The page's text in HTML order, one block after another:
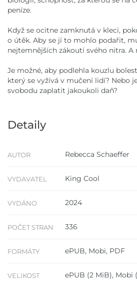
peníze.
Když se ocitne zamknutá v kleci,
o útěk. Aby se jí to mohlo podařit,
nejtemnějších zákoutí svého nitra. A
Je možné, aby podlehla kouzlu
který se vyžívá v mučení lidí? Nebo
svobodu zaplatit jakoukoli daň?
Detaily
AUTOR Rebecca Schaeffer
VYDAVATEL King Cool
VYDÁNO 2024
POČET STRAN 336
FORMÁTY ePUB, Mobi, PDF
VELIKOST ePUB (2 MiB), Mobi